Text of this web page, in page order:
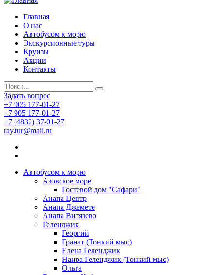
Главная
О нас
Автобусом к морю
Экскурсионные туры
Круизы
Акции
Контакты
Задать вопрос
+7 905 177-01-27
+7 905 177-01-27
+7 (4832) 37-01-27
ray.tur@mail.ru
Автобусом к морю
Азовское море
Гостевой дом "Сафари"
Анапа Центр
Анапа Джемете
Анапа Витязево
Геленджик
Георгий
Гранат (Тонкий мыс)
Елена Геленджик
Наира Геленджик (Тонкий мыс)
Ольга